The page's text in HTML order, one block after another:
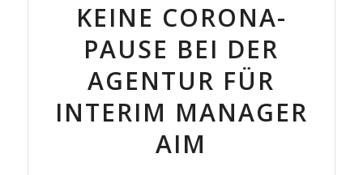
KEINE CORONA-
PAUSE BEI DER
AGENTUR FÜR
INTERIM MANAGER
AIM